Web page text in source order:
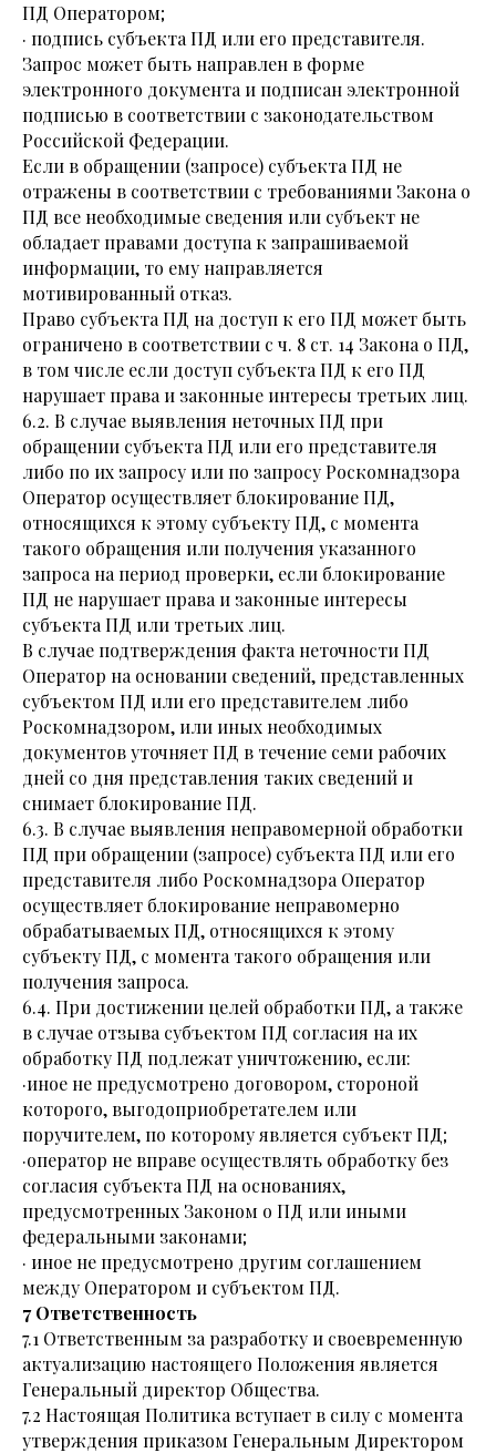
ПД Оператором;
· подпись субъекта ПД или его представителя.
Запрос может быть направлен в форме
электронного документа и подписан электронной
подписью в соответствии с законодательством
Российской Федерации.
Если в обращении (запросе) субъекта ПД не
отражены в соответствии с требованиями Закона о
ПД все необходимые сведения или субъект не
обладает правами доступа к запрашиваемой
информации, то ему направляется
мотивированный отказ.
Право субъекта ПД на доступ к его ПД может быть
ограничено в соответствии с ч. 8 ст. 14 Закона о ПД,
в том числе если доступ субъекта ПД к его ПД
нарушает права и законные интересы третьих лиц.
6.2. В случае выявления неточных ПД при
обращении субъекта ПД или его представителя
либо по их запросу или по запросу Роскомнадзора
Оператор осуществляет блокирование ПД,
относящихся к этому субъекту ПД, с момента
такого обращения или получения указанного
запроса на период проверки, если блокирование
ПД не нарушает права и законные интересы
субъекта ПД или третьих лиц.
В случае подтверждения факта неточности ПД
Оператор на основании сведений, представленных
субъектом ПД или его представителем либо
Роскомнадзором, или иных необходимых
документов уточняет ПД в течение семи рабочих
дней со дня представления таких сведений и
снимает блокирование ПД.
6.3. В случае выявления неправомерной обработки
ПД при обращении (запросе) субъекта ПД или его
представителя либо Роскомнадзора Оператор
осуществляет блокирование неправомерно
обрабатываемых ПД, относящихся к этому
субъекту ПД, с момента такого обращения или
получения запроса.
6.4. При достижении целей обработки ПД, а также
в случае отзыва субъектом ПД согласия на их
обработку ПД подлежат уничтожению, если:
·иное не предусмотрено договором, стороной
которого, выгодоприобретателем или
поручителем, по которому является субъект ПД;
·оператор не вправе осуществлять обработку без
согласия субъекта ПД на основаниях,
предусмотренных Законом о ПД или иными
федеральными законами;
· иное не предусмотрено другим соглашением
между Оператором и субъектом ПД.
7 Ответственность
7.1 Ответственным за разработку и своевременную
актуализацию настоящего Положения является
Генеральный директор Общества.
7.2 Настоящая Политика вступает в силу с момента
утверждения приказом Генеральным Директором